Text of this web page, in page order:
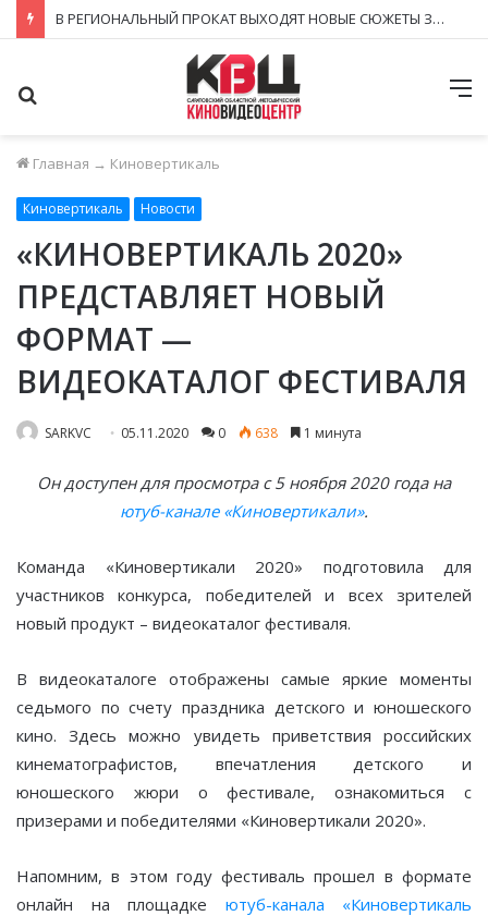
В РЕГИОНАЛЬНЫЙ ПРОКАТ ВЫХОДЯТ НОВЫЕ СЮЖЕТЫ ЗНАКОМЫХ КИНОВСЕЛЕННЫХ
Главная → Киновертикаль
Киновертикаль Новости
«КИНОВЕРТИКАЛЬ 2020»
ПРЕДСТАВЛЯЕТ НОВЫЙ
ФОРМАТ —
ВИДЕОКАТАЛОГ ФЕСТИВАЛЯ
SARKVC 05.11.2020 0 638 1 минута
Он доступен для просмотра с 5 ноября 2020 года на
ютуб-канале «Киновертикали».
Команда «Киновертикали 2020» подготовила для
участников конкурса, победителей и всех зрителей
новый продукт – видеокаталог фестиваля.
В видеокаталоге отображены самые яркие моменты
седьмого по счету праздника детского и юношеского
кино. Здесь можно увидеть приветствия российских
кинематографистов, впечатления детского и
юношеского жюри о фестивале, ознакомиться с
призерами и победителями «Киновертикали 2020».
Напомним, в этом году фестиваль прошел в формате
онлайн на площадке ютуб-канала «Киновертикаль